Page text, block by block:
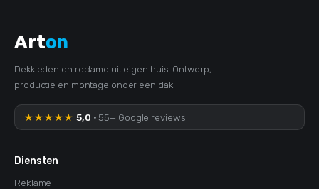
Arton
Dekkleden en reclame uit eigen huis. Ontwerp,
productie en montage onder een dak.
★★★★★ 5,0 · 55+ Google reviews
Diensten
Reklame